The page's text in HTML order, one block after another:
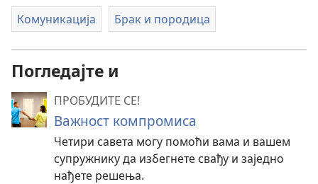
Комуникација Брак и породица
Погледајте и
ПРОБУДИТЕ СЕ!
Важност компромиса
Четири савета могу помоћи вама и вашем
супружнику да избегнете свађу и заједно
нађете решења.